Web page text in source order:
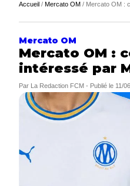
Accueil / Mercato OM / Mercato OM :
Mercato OM
Mercato OM :
intéressé par
Par La Redaction FCM - Publié le 11/